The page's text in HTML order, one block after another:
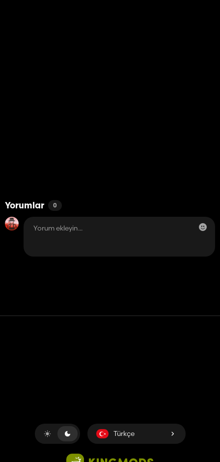
Yorumlar 0
Türkçe